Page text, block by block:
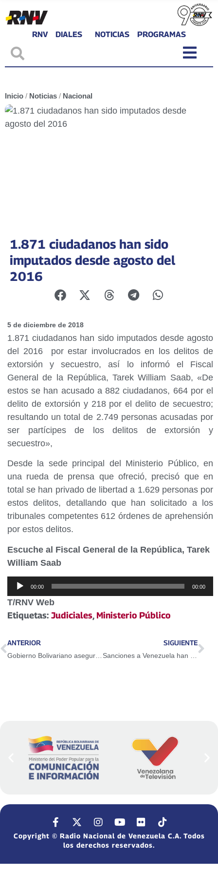
RNV DIALES NOTICIAS PROGRAMAS
Inicio / Noticias / Nacional
1.871 ciudadanos han sido
imputados desde agosto del
2016
5 de diciembre de 2018
1.871 ciudadanos han sido imputados desde agosto
del 2016 por estar involucrados en los delitos de
extorsión y secuestro, así lo informó el Fiscal
General de la República, Tarek William Saab, «De
estos se han acusado a 882 ciudadanos, 664 por el
delito de extorsión y 218 por el delito de secuestro;
resultando un total de 2.749 personas acusadas por
ser partícipes de los delitos de extorsión y
secuestro»,
Desde la sede principal del Ministerio Público, en
una rueda de prensa que ofreció, precisó que en
total se han privado de libertad a 1.629 personas por
estos delitos, detallando que han solicitado a los
tribunales competentes 612 órdenes de aprehensión
por estos delitos.
Escuche al Fiscal General de la República, Tarek
William Saab
Reproductor
de
00:00 00:00
T/RNV Web
Etiquetas: Judiciales, Ministerio Público
ANTERIOR SIGUIENTE
Copyright © Radio Nacional de Venezuela C.A. Todos
los derechos reservados.